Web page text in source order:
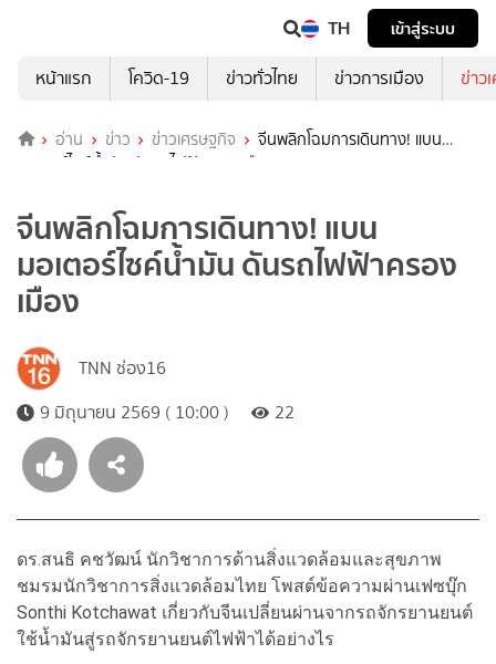
TH
เข้าสู่ระบบ
หน้าแรก
โควิด-19 ข่าวทั่วไทย ข่าวการเมือง ข่าว
อ่าน ข่าว ข่าวเศรษฐกิจ
จีนพลิกโฉมการเดินทาง! แบน
มอเตอร์ไซค์น้ำมัน ดันรถไฟฟ้าครองเมือง
จีนพลิกโฉมการเดินทาง! แบน
มอเตอร์ไซค์น้ำมัน ดันรถไฟฟ้าครอง
เมือง
TNN ช่อง16
9 มิถุนายน 2569 ( 10:00 )
22
ดร.สนธิ คชวัฒน์ นักวิชาการด้านสิ่งแวดล้อมและสุขภาพ
ชมรมนักวิชาการสิ่งแวดล้อมไทย โพสต์ข้อความผ่านเฟซบุ๊ก
Sonthi Kotchawat เกี่ยวกับจีนเปลี่ยนผ่านจากรถจักรยานยนต์
ใช้น้ำมันสู่รถจักรยานยนต์ไฟฟ้าได้อย่างไร